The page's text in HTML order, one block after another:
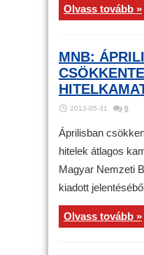
Olvass tovább »
MNB:
2013-05-31 0
Áprilisban
hitelek átlagos
Magyar Nemzeti
kiadott
Olvass tovább »